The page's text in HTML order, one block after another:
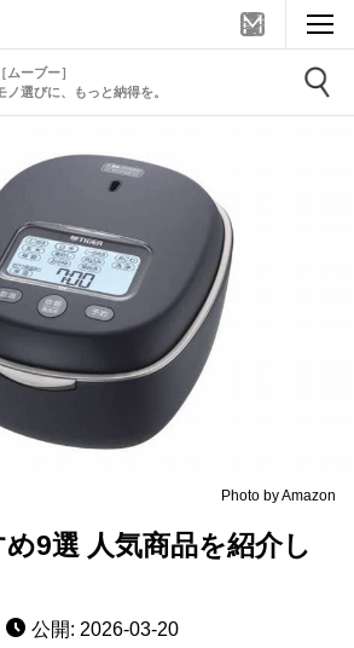
［ムーブー］
ノ選びに、もっと納得を。
Photo by Amazon
9選 人気商品を紹介し
公開: 2026-03-20